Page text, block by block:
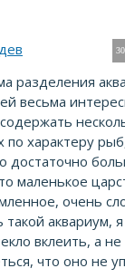
разделения
весьма
по характеру
достаточно
маленькое
очень
аквариум,
вклеить, а не
что оно не